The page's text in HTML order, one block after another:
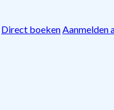
Direct boekenAanmelden